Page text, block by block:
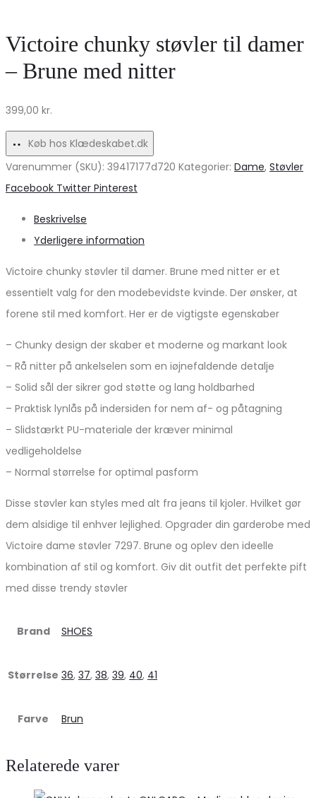
Tourmaline
CLOUD
DANCER
udsalg!
Udsalg
du
må
glip
af!
Victoire chunky støvler til damer
– Brune med nitter
399,00 kr.
Køb hos Klædeskabet.dk
Varenummer (SKU): 39417177d720 Kategorier: Dame, Støvler
Share
Facebook Twitter Pinterest
Beskrivelse
Yderligere information
Victoire chunky støvler til damer. Brune med nitter er et
essentielt valg for den modebevidste kvinde. Der ønsker, at
forene stil med komfort. Her er de vigtigste egenskaber
– Chunky design der skaber et moderne og markant look
– Rå nitter på ankelselen som en iøjnefaldende detalje
– Solid sål der sikrer god støtte og lang holdbarhed
– Praktisk lynlås på indersiden for nem af- og påtagning
– Slidstærkt PU-materiale der kræver minimal
vedligeholdelse
– Normal størrelse for optimal pasform
Disse støvler kan styles med alt fra jeans til kjoler. Hvilket gør
dem alsidige til enhver lejlighed. Opgrader din garderobe med
Victoire dame støvler 7297. Brune og oplev den ideelle
kombination af stil og komfort. Giv dit outfit det perfekte pift
med disse trendy støvler
Brand SHOES
Størrelse 36, 37, 38, 39, 40, 41
Farve Brun
Relaterede varer